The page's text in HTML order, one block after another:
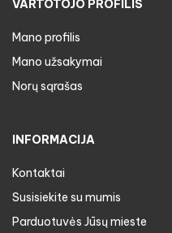
VARTOTOJO PROFILIS
Mano profilis
Mano užsakymai
Norų sąrašas
INFORMACIJA
Kontaktai
Susisiekite su mumis
Parduotuvės Jūsų mieste